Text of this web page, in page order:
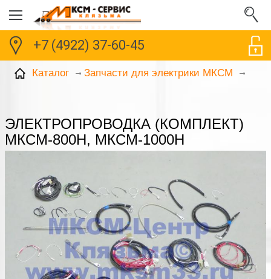
+7 (4922) 37-60-45
Каталог Запчасти для электрики МКСМ
ЭЛЕКТРОПРОВОДКА (КОМПЛЕКТ)
МКСМ-800Н, МКСМ-1000Н